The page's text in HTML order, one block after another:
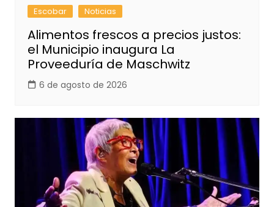
Escobar Noticias
Alimentos frescos a precios justos:
el Municipio inaugura La
Proveeduría de Maschwitz
6 de agosto de 2026